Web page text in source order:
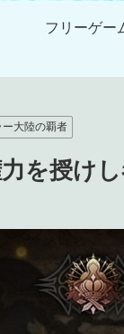
フリーゲー
大陸の覇者
力を授